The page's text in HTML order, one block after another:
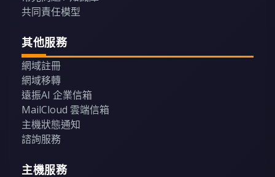
共同責任模型
其他服務
網域註冊
網域移轉
遠振AI 企業信箱
MailCloud 雲端信箱
主機狀態通知
諮詢服務
主機服務